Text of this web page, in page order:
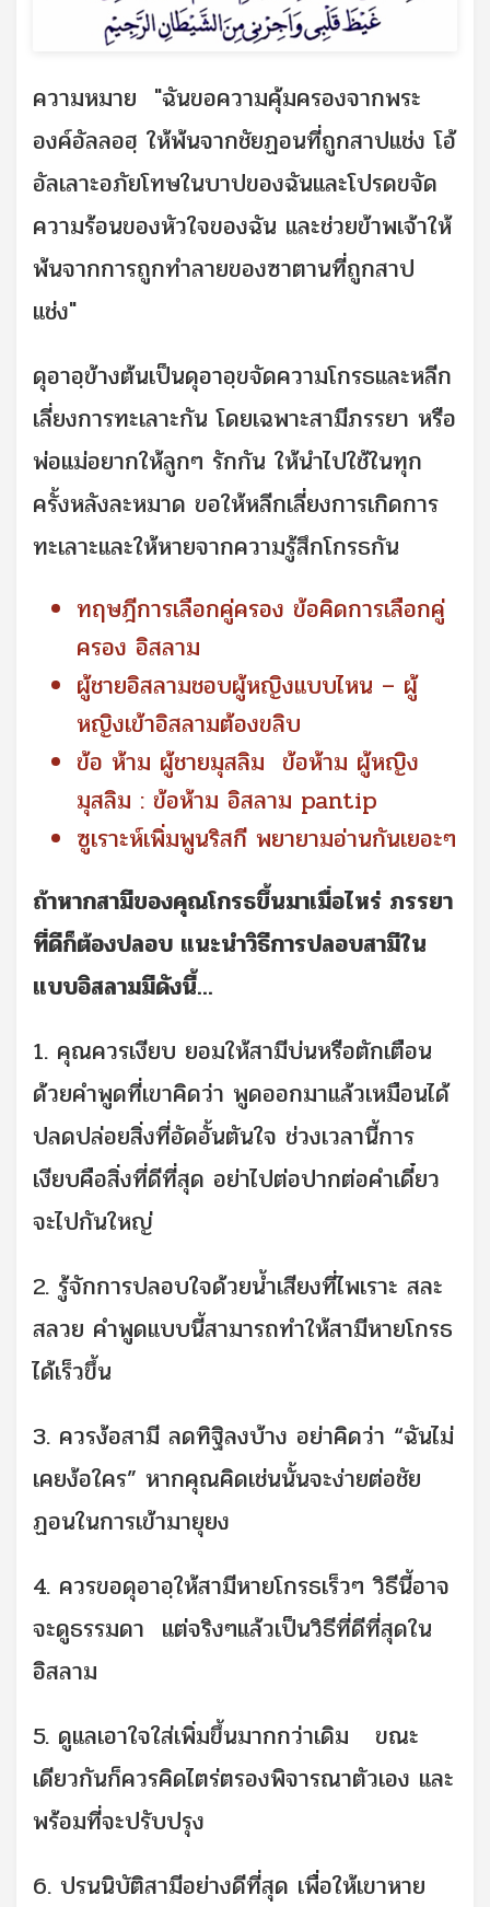
ความหมาย "ฉันขอความคุ้มครองจากพระ
องค์อัลลอฮฺ ให้พ้นจากชัยฏอนที่ถูกสาปแช่ง โอ้
อัลเลาะอภัยโทษในบาปของฉันและโปรดขจัด
ความร้อนของหัวใจของฉัน และช่วยข้าพเจ้าให้
พ้นจากการถูกทำลายของซาตานที่ถูกสาป
แช่ง"
ดุอาอฺข้างต้นเป็นดุอาอฺขจัดความโกรธและหลีก
เลี่ยงการทะเลาะกัน โดยเฉพาะสามีภรรยา หรือ
พ่อแม่อยากให้ลูกๆ รักกัน ให้นำไปใช้ในทุก
ครั้งหลังละหมาด ขอให้หลีกเลี่ยงการเกิดการ
ทะเลาะและให้หายจากความรู้สึกโกรธกัน
ทฤษฎีการเลือกคู่ครอง ข้อคิดการเลือกคู่
ครอง อิสลาม
ผู้ชายอิสลามชอบผู้หญิงแบบไหน – ผู้
หญิงเข้าอิสลามต้องขลิบ
ข้อ ห้าม ผู้ชายมุสลิม ข้อห้าม ผู้หญิง
มุสลิม : ข้อห้าม อิสลาม pantip
ซูเราะห์เพิ่มพูนริสกี พยายามอ่านกันเยอะๆ
ถ้าหากสามีของคุณโกรธขึ้นมาเมื่อไหร่ ภรรยา
ที่ดีก็ต้องปลอบ แนะนำวิธีการปลอบสามีใน
แบบอิสลามมีดังนี้...
1. คุณควรเงียบ ยอมให้สามีบ่นหรือตักเตือน
ด้วยคำพูดที่เขาคิดว่า พูดออกมาแล้วเหมือนได้
ปลดปล่อยสิ่งที่อัดอั้นตันใจ ช่วงเวลานี้การ
เงียบคือสิ่งที่ดีที่สุด อย่าไปต่อปากต่อคำเดี๋ยว
จะไปกันใหญ่
2. รู้จักการปลอบใจด้วยน้ำเสียงที่ไพเราะ สละ
สลวย คำพูดแบบนี้สามารถทำให้สามีหายโกรธ
ได้เร็วขึ้น
3. ควรง้อสามี ลดทิฐิลงบ้าง อย่าคิดว่า “ฉันไม่
เคยง้อใคร” หากคุณคิดเช่นนั้นจะง่ายต่อชัย
ฏอนในการเข้ามายุยง
4. ควรขอดุอาอฺให้สามีหายโกรธเร็วๆ วิธีนี้อาจ
จะดูธรรมดา แต่จริงๆแล้วเป็นวิธีที่ดีที่สุดใน
อิสลาม
5. ดูแลเอาใจใส่เพิ่มขึ้นมากกว่าเดิม ขณะ
เดียวกันก็ควรคิดไตร่ตรองพิจารณาตัวเอง และ
พร้อมที่จะปรับปรุง
6. ปรนนิบัติสามีอย่างดีที่สุด เพื่อให้เขาหาย